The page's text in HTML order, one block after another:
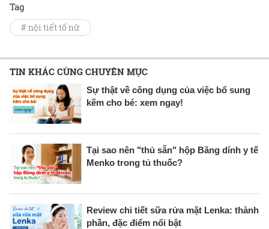
Tag
# nội tiết tố nữ
TIN KHÁC CÙNG CHUYÊN MỤC
Sự thật về công dụng của việc bổ sung
kẽm cho bé: xem ngay!
Tại sao nên "thủ sẵn" hộp Băng dính y tế
Menko trong tủ thuốc?
Review chi tiết sữa rửa mặt Lenka: thành
phần, đặc điểm nổi bật